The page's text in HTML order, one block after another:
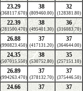
23.29
(368117.670)
38
(809460.00)
32
(128381.80)
22.39
(281500.470)
38
(495401.30)
36
(316083.70)
26.88
(990823.450)
37
(417131.20)
37
(364644.00)
24.35
(507015.550)
38
(530752.80)
35
(257151.10)
26.89
(994263.470)
37
(378132.70)
37
(375446.50)
24.66 37 37